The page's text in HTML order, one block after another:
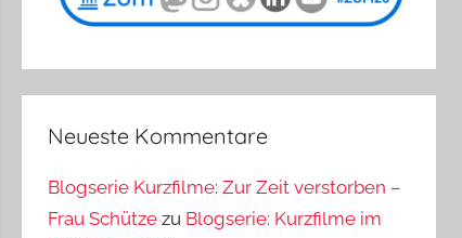
Neueste Kommentare
Blogserie Kurzfilme: Zur Zeit verstorben –
Frau Schütze zu Blogserie: Kurzfilme im